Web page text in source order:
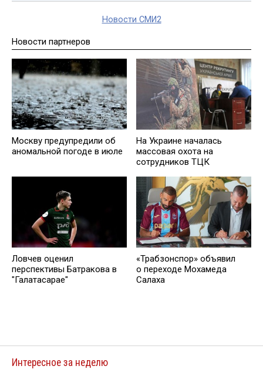
Новости СМИ2
Новости партнеров
Москву предупредили об
аномальной погоде в июле
На Украине началась
массовая охота на
сотрудников ТЦК
Ловчев оценил
перспективы Батракова в
"Галатасарае"
«Трабзонспор» объявил
о переходе Мохамеда
Салаха
Интересное за неделю